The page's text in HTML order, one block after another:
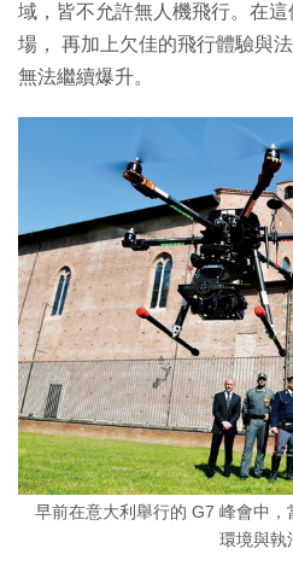
域，皆不允許無人機飛行。在
場， 再加上欠佳的飛行體驗與
無法繼續爆升。
早前在意大利舉行的 G7 峰會中
環境與執